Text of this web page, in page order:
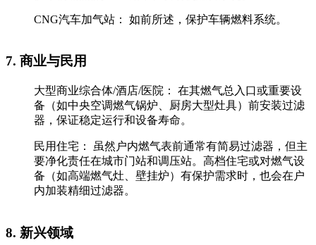
‌CNG汽车加气站：‌ 如前所述，保护车辆燃料系统。
‌7. 商业与民用‌
‌大型商业综合体/酒店/医院：‌ 在其燃气总入口或重要设
备（如中央空调燃气锅炉、厨房大型灶具）前安装过滤
器，保证稳定运行和设备寿命。
‌民用住宅：‌ 虽然户内燃气表前通常有简易过滤器，但主
要净化责任在城市门站和调压站。高档住宅或对燃气设
备（如高端燃气灶、壁挂炉）有保护需求时，也会在户
内加装精细过滤器。
‌8. 新兴领域‌